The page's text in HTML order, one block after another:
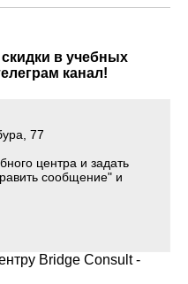
в учебных
канал!
77
центра и задать
сообщение" и
Bridge Consult -